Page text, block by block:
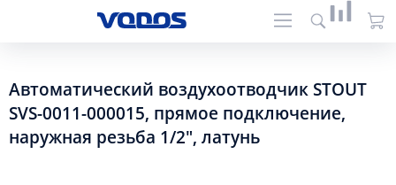
Автоматический воздухоотводчик STOUT
SVS-0011-000015, прямое подключение,
наружная резьба 1/2", латунь